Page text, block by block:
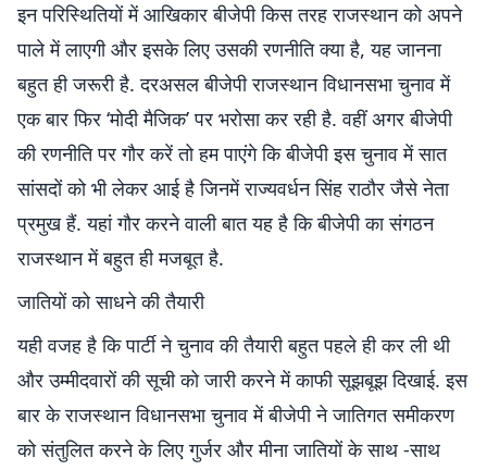
इन परिस्थितियों में आखिकार बीजेपी किस तरह राजस्थान को अपने
पाले में लाएगी और इसके लिए उसकी रणनीति क्या है, यह जानना
बहुत ही जरूरी है. दरअसल बीजेपी राजस्थान विधानसभा चुनाव में
एक बार फिर ‘मोदी मैजिक’ पर भरोसा कर रही है. वहीं अगर बीजेपी
की रणनीति पर गौर करें तो हम पाएंगे कि बीजेपी इस चुनाव में सात
सांसदों को भी लेकर आई है जिनमें राज्यवर्धन सिंह राठौर जैसे नेता
प्रमुख हैं. यहां गौर करने वाली बात यह है कि बीजेपी का संगठन
राजस्थान में बहुत ही मजबूत है.
जातियों को साधने की तैयारी
यही वजह है कि पार्टी ने चुनाव की तैयारी बहुत पहले ही कर ली थी
और उम्मीदवारों की सूची को जारी करने में काफी सूझबूझ दिखाई. इस
बार के राजस्थान विधानसभा चुनाव में बीजेपी ने जातिगत समीकरण
को संतुलित करने के लिए गुर्जर और मीना जातियों के साथ -साथ